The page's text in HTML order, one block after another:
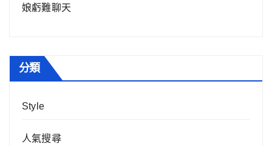
娘虧難聊天
分類
Style
人氣搜尋